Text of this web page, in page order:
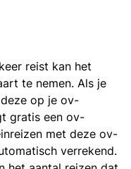
reist kan het
te nemen. Als je
op je ov-
gratis een ov-
met deze ov-
verrekend.